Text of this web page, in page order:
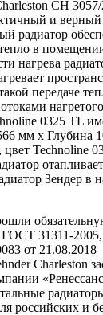
CH
и
радиатор
в
нагрева
передаче
0325 TL
мм х Глубина
цвет Technoline
Зендер в
ГОСТ 31311-
от 21.08.2018
Charleston
российских и